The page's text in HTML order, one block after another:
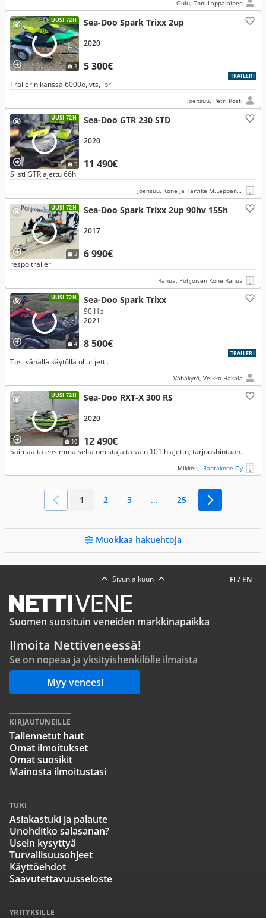
Oulu, Toni Lappalainen
UUSI 72H
3
Sea-Doo Spark Trixx 2up
5 300€
2020
TRAILERI
Trailerin kanssa 6000e, vts, ibr
Joensuu, Petri Rosti
UUSI 72H
5
Sea-Doo GTR 230 STD
11 490€
2020
Siisti GTR ajettu 66h
Joensuu, Kone Ja Tarvike M.Leppänen Oy
UUSI 72H
3
Sea-Doo Spark Trixx 2up 90hv 155h
6 990€
2017
respo traileri
Ranua, Pohjoisen Kone Ranua
UUSI 72H
4
Sea-Doo Spark Trixx
8 500€
90 Hp
2021
TRAILERI
Tosi vähällä käytöllä ollut jetti.
Vähäkyrö, Veikko Hakala
UUSI 72H
10
Sea-Doo RXT-X 300 RS
12 490€
2020
Saimaalta ensimmäiseltä omistajalta vain 101 h ajettu, tarjoushintaan.
Mikkeli, Rantakone Oy
1 2 3 ... 25
Muokkaa hakuehtoja
FI / EN
Sivun alkuun
Suomen suosituin veneiden markkinapaikka
Ilmoita Nettiveneessä!
Se on nopeaa ja yksityishenkilölle ilmaista
Myy veneesi
KIRJAUTUNEILLE
Tallennetut haut
Omat ilmoitukset
Omat suosikit
Mainosta ilmoitustasi
TUKI
Asiakastuki ja palaute
Unohditko salasanan?
Usein kysyttyä
Turvallisuusohjeet
Käyttöehdot
Saavutettavuusseloste
YRITYKSILLE